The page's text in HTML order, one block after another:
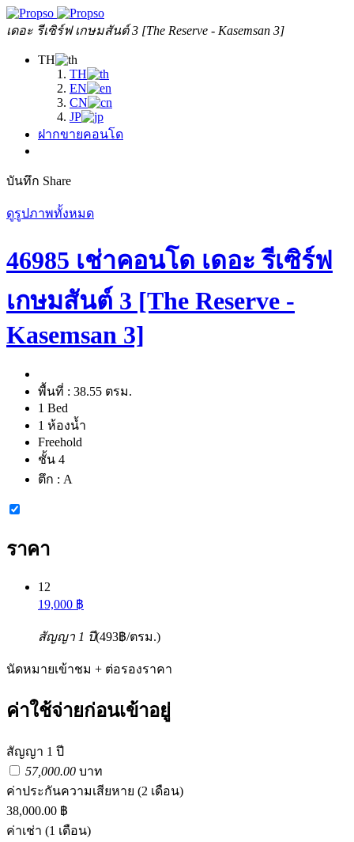
เดอะ รีเซิร์ฟ เกษมสันต์ 3 [The Reserve - Kasemsan 3]
TH
TH
EN
CN
JP
ฝากขายคอนโด
บันทึก Share
ดูรูปภาพทั้งหมด
46985 เช่าคอนโด เดอะ รีเซิร์ฟ
เกษมสันต์ 3 [The Reserve -
Kasemsan 3]
พื้นที่ : 38.55 ตรม.
1 Bed
1 ห้องน้ำ
Freehold
ชั้น 4
ตึก : A
ราคา
12
19,000 ฿
สัญญา 1 ปี(493฿/ตรม.)
นัดหมายเข้าชม + ต่อรองราคา
ค่าใช้จ่ายก่อนเข้าอยู่
สัญญา 1 ปี
57,000.00 บาท
ค่าประกันความเสียหาย (2 เดือน)
38,000.00 ฿
ค่าเช่า (1 เดือน)